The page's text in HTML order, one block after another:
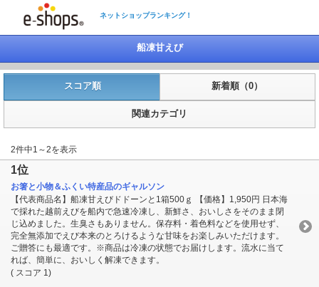
ネットショップランキング！
船凍甘えび
スコア順 新着順（0）
関連カテゴリ
2件中1～2を表示
1位
お箸と小物＆ふくい特産品のギャルソン
【代表商品名】船凍甘えびドドーンと1箱500ｇ 【価格】1,950円 日本海
で採れた越前えびを船内で急速冷凍し、新鮮さ、おいしさをそのまま閉
じ込めました。生臭さもありません。保存料・着色料などを使用せず、
完全無添加でえび本来のとろけるような甘味をお楽しみいただけます。
ご贈答にも最適です。※商品は冷凍の状態でお届けします。流水に当て
れば、簡単に、おいしく解凍できます。
( スコア 1)